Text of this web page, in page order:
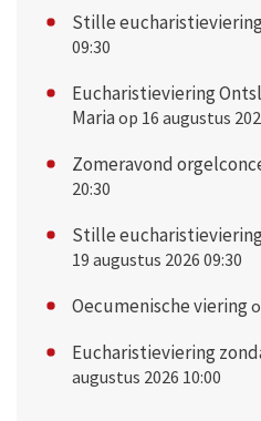
Stille
09:30
Eucharistieviering
Mariaop 16 augustus
Zomeravond
20:30
Stille
19 augustus 2026 09:30
Oecumenische viering
Eucharistieviering
augustus 2026 10:00